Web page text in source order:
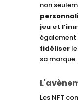
non
jeu et
également
fidéliser
sa marque.
Les NFT